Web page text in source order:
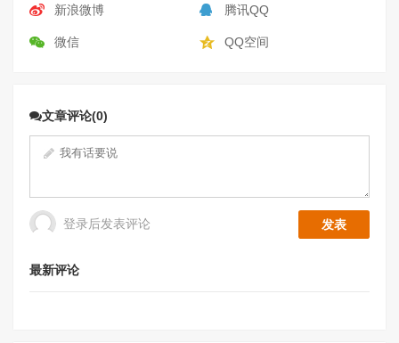
新浪微博 腾讯QQ
微信 QQ空间
文章评论(0)
登录后发表评论
最新评论